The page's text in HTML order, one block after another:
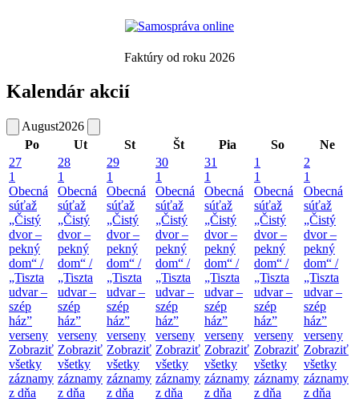
Faktúry od roku 2026
Kalendár akcií
August2026
Po
Ut St Št Pia So
Ne
27
1
Obecná
súťaž
„Čistý
dvor –
pekný
dom“ /
„Tiszta
udvar –
szép
ház”
verseny
Zobraziť
všetky
záznamy
z dňa
28
1
Obecná
súťaž
„Čistý
dvor –
pekný
dom“ /
„Tiszta
udvar –
szép
ház”
verseny
Zobraziť
všetky
záznamy
z dňa
29
1
Obecná
súťaž
„Čistý
dvor –
pekný
dom“ /
„Tiszta
udvar –
szép
ház”
verseny
Zobraziť
všetky
záznamy
z dňa
30
1
Obecná
súťaž
„Čistý
dvor –
pekný
dom“ /
„Tiszta
udvar –
szép
ház”
verseny
Zobraziť
všetky
záznamy
z dňa
31
1
Obecná
súťaž
„Čistý
dvor –
pekný
dom“ /
„Tiszta
udvar –
szép
ház”
verseny
Zobraziť
všetky
záznamy
z dňa
1
1
Obecná
súťaž
„Čistý
dvor –
pekný
dom“ /
„Tiszta
udvar –
szép
ház”
verseny
Zobraziť
všetky
záznamy
z dňa
2
1
Obecná
súťaž
„Čistý
dvor –
pekný
dom“ /
„Tiszta
udvar –
szép
ház”
verseny
Zobraziť
všetky
záznamy
z dňa